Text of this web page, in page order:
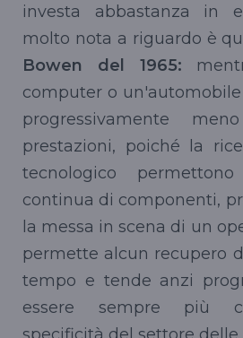
investa abbastanza in
molto nota a riguardo è
Bowen del 1965:
computer o
progressivamente
prestazioni, poiché la
tecnologico
continua di componenti,
la messa in scena di un
permette alcun recupero
tempo e tende anzi
essere sempre più